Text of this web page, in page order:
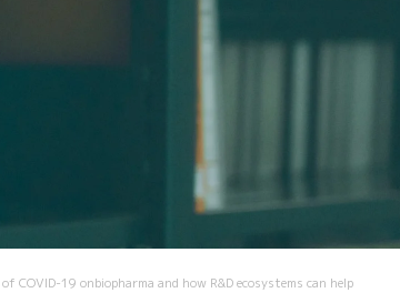
Future meets Future
COVID-19 onbiopharma and how R&D ecosystems can help